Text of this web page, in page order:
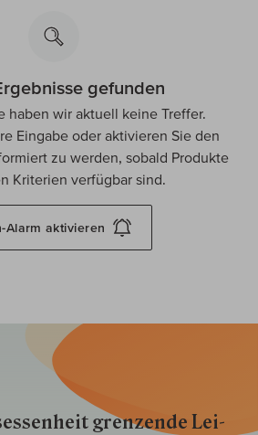
gefunden
haben wir aktuell keine Treffer.
Eingabe oder aktivieren Sie den
zu werden, sobald Produkte
Kriterien verfügbar sind.
Alarm aktivieren
gren­zende Lei­